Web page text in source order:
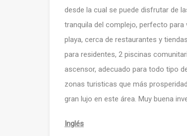
desde la cual se puede disfrutar de
tranquila del complejo, perfecto
playa, cerca de restaurantes y
para residentes, 2 piscinas
ascensor, adecuado para todo tipo
zonas turisticas que más
gran lujo en este área. Muy buena
Inglés